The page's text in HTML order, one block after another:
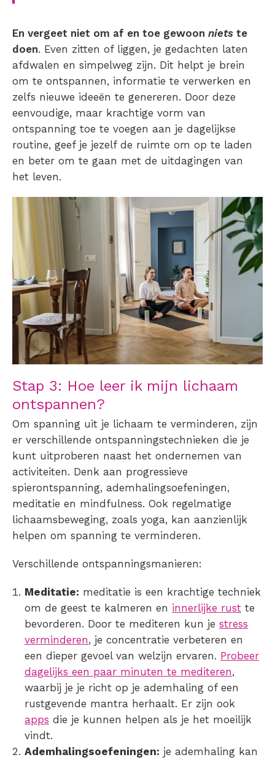
En vergeet niet om af en toe gewoon niets te
doen. Even zitten of liggen, je gedachten laten
afdwalen en simpelweg zijn. Dit helpt je brein
om te ontspannen, informatie te verwerken en
zelfs nieuwe ideeën te genereren. Door deze
eenvoudige, maar krachtige vorm van
ontspanning toe te voegen aan je dagelijkse
routine, geef je jezelf de ruimte om op te laden
en beter om te gaan met de uitdagingen van
het leven.
Stap 3: Hoe leer ik mijn lichaam
ontspannen?
Om spanning uit je lichaam te verminderen, zijn
er verschillende ontspanningstechnieken die je
kunt uitproberen naast het ondernemen van
activiteiten. Denk aan progressieve
spierontspanning, ademhalingsoefeningen,
meditatie en mindfulness. Ook regelmatige
lichaamsbeweging, zoals yoga, kan aanzienlijk
helpen om spanning te verminderen.
Verschillende ontspanningsmanieren:
Meditatie: meditatie is een krachtige techniek
om de geest te kalmeren en innerlijke rust te
bevorderen. Door te mediteren kun je stress
verminderen, je concentratie verbeteren en
een dieper gevoel van welzijn ervaren. Probeer
dagelijks een paar minuten te mediteren,
waarbij je je richt op je ademhaling of een
rustgevende mantra herhaalt. Er zijn ook
apps die je kunnen helpen als je het moeilijk
vindt.
Ademhalingsoefeningen: je ademhaling kan